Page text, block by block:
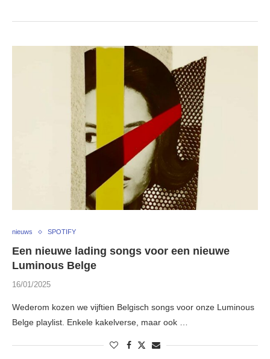
nieuws SPOTIFY
Een nieuwe lading songs voor een nieuwe
Luminous Belge
16/01/2025
Wederom kozen we vijftien Belgisch songs voor onze Luminous
Belge playlist. Enkele kakelverse, maar ook …